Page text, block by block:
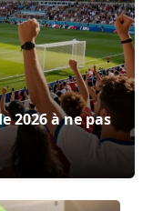
2026 à ne pas